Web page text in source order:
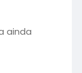
ainda